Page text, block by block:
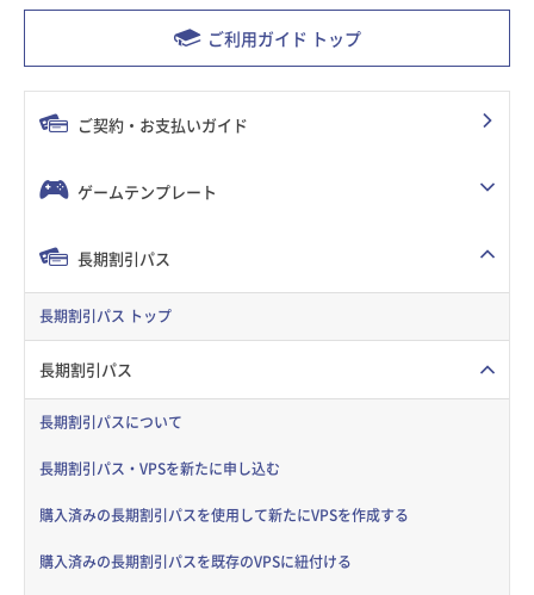
ご利用ガイド トップ
ご契約・お支払いガイド
ゲームテンプレート
長期割引パス
長期割引パス トップ
長期割引パス
長期割引パスについて
長期割引パス・VPSを新たに申し込む
購入済みの長期割引パスを使用して新たにVPSを作成する
購入済みの長期割引パスを既存のVPSに紐付ける